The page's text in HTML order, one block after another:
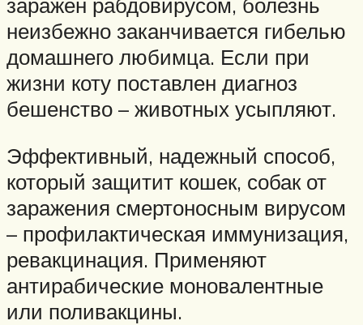
неизбежно заканчивается гибелью
домашнего любимца. Если при
жизни коту поставлен диагноз
бешенство – животных усыпляют.
Эффективный, надежный способ,
который защитит кошек, собак от
заражения смертоносным вирусом
– профилактическая иммунизация,
ревакцинация. Применяют
антирабические моновалентные
или поливакцины.